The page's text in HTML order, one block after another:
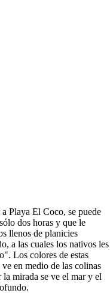
Playa El Coco, se puede
dos horas y que le
llenos de planicies
a las cuales los nativos les
Los colores de estas
en medio de las colinas
mirada se ve el mar y el